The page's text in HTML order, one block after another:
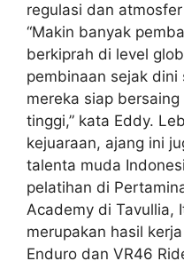
regulasi dan
“Makin banyak
berkiprah di level
pembinaan sejak
mereka siap
tinggi,” kata Eddy.
kejuaraan, ajang ini
talenta muda
pelatihan di
Academy di Tavullia,
merupakan hasil
Enduro dan VR46